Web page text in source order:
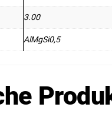
3.00
AlMgSi0,5